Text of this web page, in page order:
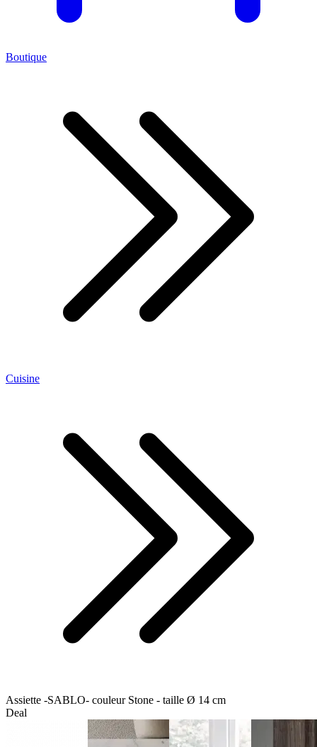
Boutique
Cuisine
Assiette -SABLO- couleur Stone - taille Ø 14 cm
Deal